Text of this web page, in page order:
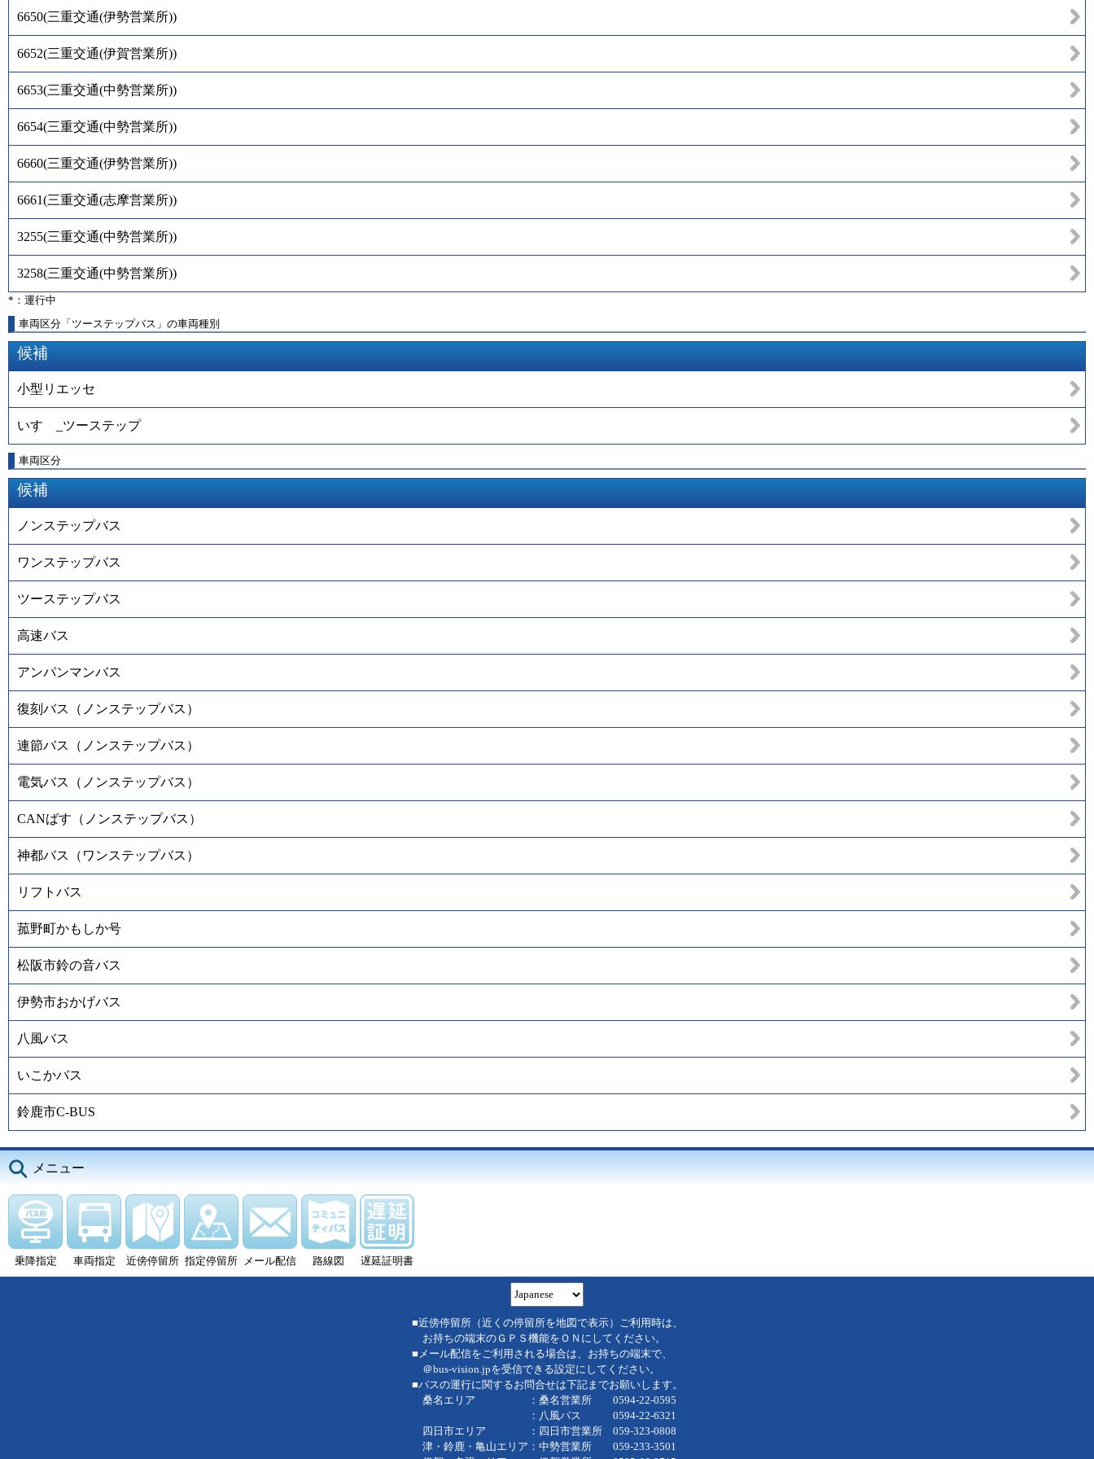
6650(三重交通(伊勢営業所))
6652(三重交通(伊賀営業所))
6653(三重交通(中勢営業所))
6654(三重交通(中勢営業所))
6660(三重交通(伊勢営業所))
6661(三重交通(志摩営業所))
3255(三重交通(中勢営業所))
3258(三重交通(中勢営業所))
*：運行中
車両区分「ツーステップバス」の車両種別
候補
小型リエッセ
いすゞ_ツーステップ
車両区分
候補
ノンステップバス
ワンステップバス
ツーステップバス
高速バス
アンパンマンバス
復刻バス（ノンステップバス）
連節バス（ノンステップバス）
電気バス（ノンステップバス）
CANばす（ノンステップバス）
神都バス（ワンステップバス）
リフトバス
菰野町かもしか号
松阪市鈴の音バス
伊勢市おかげバス
八風バス
いこかバス
鈴鹿市C-BUS
メニュー
乗降指定 車両指定 近傍停留所 指定停留所 メール配信 路線図 遅延証明書
■近傍停留所（近くの停留所を地図で表示）ご利用時は、
お持ちの端末のＧＰＳ機能をＯＮにしてください。
■メール配信をご利用される場合は、お持ちの端末で、
＠bus-vision.jpを受信できる設定にしてください。
■バスの運行に関するお問合せは下記までお願いします。
桑名エリア ：桑名営業所 0594-22-0595
：八風バス 0594-22-6321
四日市エリア ：四日市営業所 059-323-0808
津・鈴鹿・亀山エリア：中勢営業所 059-233-3501